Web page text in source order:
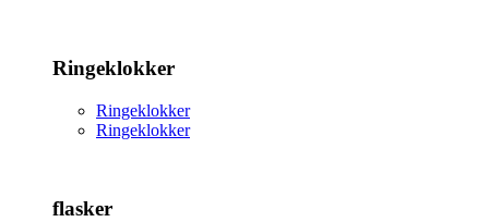
Ringeklokker
Ringeklokker
Ringeklokker
flasker